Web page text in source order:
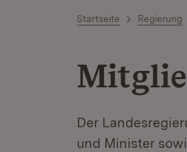
Startseite Regierung
Der
und Minister